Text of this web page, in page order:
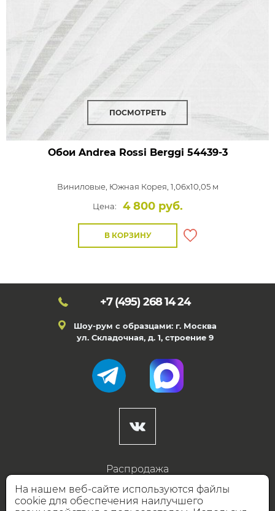
ПОСМОТРЕТЬ
Обои Andrea Rossi Berggi 54439-3
Виниловые, Южная Корея, 1,06x10,05 м
Цена:
4 800 руб.
В КОРЗИНУ
+7 (495) 268 14 24
Шоу-рум с образцами: г. Москва
ул. Складочная, д. 1, строение 9
Распродажа
Готовые дизайны
Дизайнерам
На нашем веб-сайте используются файлы
cookie для обеспечения наилучшего